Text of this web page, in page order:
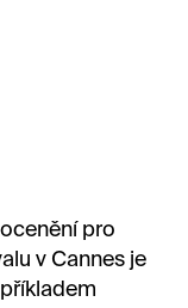
pro
v Cannes je